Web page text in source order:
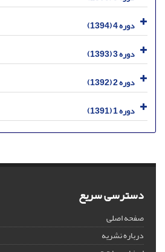
دوره 4 (1394)
دوره 3 (1393)
دوره 2 (1392)
دوره 1 (1391)
دسترسی سریع
صفحه اصلی
درباره نشریه